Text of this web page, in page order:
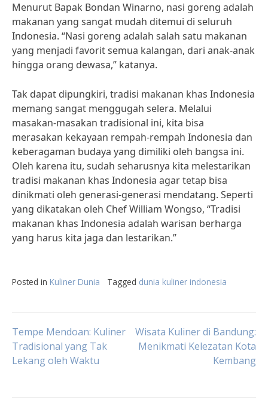
Menurut Bapak Bondan Winarno, nasi goreng adalah
makanan yang sangat mudah ditemui di seluruh
Indonesia. “Nasi goreng adalah salah satu makanan
yang menjadi favorit semua kalangan, dari anak-anak
hingga orang dewasa,” katanya.
Tak dapat dipungkiri, tradisi makanan khas Indonesia
memang sangat menggugah selera. Melalui
masakan-masakan tradisional ini, kita bisa
merasakan kekayaan rempah-rempah Indonesia dan
keberagaman budaya yang dimiliki oleh bangsa ini.
Oleh karena itu, sudah seharusnya kita melestarikan
tradisi makanan khas Indonesia agar tetap bisa
dinikmati oleh generasi-generasi mendatang. Seperti
yang dikatakan oleh Chef William Wongso, “Tradisi
makanan khas Indonesia adalah warisan berharga
yang harus kita jaga dan lestarikan.”
Posted in Kuliner Dunia Tagged dunia kuliner indonesia
Post
navigation
Tempe Mendoan: Kuliner
Tradisional yang Tak
Lekang oleh Waktu
Wisata Kuliner di Bandung:
Menikmati Kelezatan Kota
Kembang